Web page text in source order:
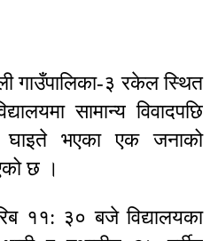
गाउँपालिका-३ रकेल स्थित
सामान्य विवादपछि
घाइते भएका एक जनाको
छ ।
११: ३० बजे विद्यालयका